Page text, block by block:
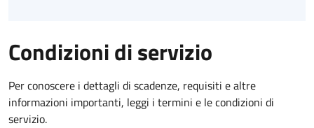
Condizioni di servizio
Per conoscere i dettagli di scadenze, requisiti e altre
informazioni importanti, leggi i termini e le condizioni di
servizio.